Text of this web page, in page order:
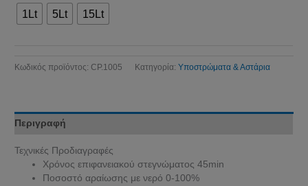
1Lt 5Lt 15Lt
Κωδικός προϊόντος: CP.1005 Κατηγορία:Υποστρώματα & Αστάρια
Περιγραφή
Τεχνικές Προδιαγραφές
Χρόνος επιφανειακού στεγνώματος 45min
Ποσοστό αραίωσης με νερό 0-100%